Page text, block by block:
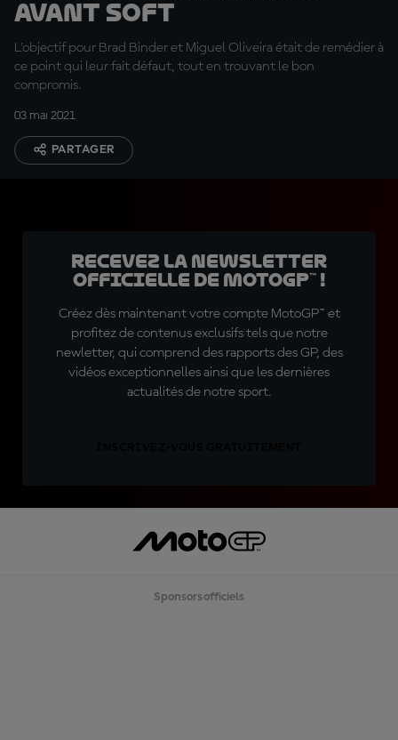
avant soft
L'objectif pour Brad Binder et Miguel Oliveira était de remédier à
ce point qui leur fait défaut, tout en trouvant le bon
compromis.
03 mai 2021
PARTAGER
Recevez la Newsletter
officielle de MotoGP™ !
Créez dès maintenant votre compte MotoGP™ et
profitez de contenus exclusifs tels que notre
newletter, qui comprend des rapports des GP, des
vidéos exceptionnelles ainsi que les dernières
actualités de notre sport.
Sponsors officiels